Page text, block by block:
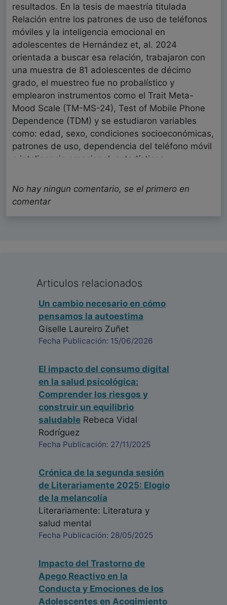
resultados. En la tesis de maestría titulada
Relación entre los patrones de uso de teléfonos
móviles y la inteligencia emocional en
adolescentes de Hernández et, al. 2024
orientada a buscar esa relación, trabajaron con
una muestra de 81 adolescentes de décimo
grado, el muestreo fue no probalístico y
emplearon instrumentos como el Trait Meta-
Mood Scale (TM-MS-24), Test of Mobile Phone
Dependence (TDM) y se estudiaron variables
como: edad, sexo, condiciones socioeconómicas,
patrones de uso, dependencia del teléfono móvil
e inteligencia emocional; estadísticos:
correlación de Spearman, mediante SPSS.
Resultados: predominó la edad de 15 años, sexo
escasa percepción de uso, los intentos de
disminución de logros fueron mínimos, y
prevaleció la frecuencia de llamados de atención
frecuentes. La tolerancia, dificultades con el
control del impulso y el uso, resultaron
Idania Maria Otero Ramos
Psicólogo - Cuba
Fecha: 20/05/2024
No hay ningun comentario, se el primero en
comentar
Articulos relacionados
Un cambio necesario en cómo
pensamos la autoestima
Giselle Laureiro Zuñet
Fecha Publicación: 15/06/2026
El impacto del consumo digital
en la salud psicológica:
Comprender los riesgos y
construir un equilibrio
saludable Rebeca Vidal
Rodríguez
Fecha Publicación: 27/11/2025
Crónica de la segunda sesión
de Literariamente 2025: Elogio
de la melancolía
Literariamente: Literatura y
salud mental
Fecha Publicación: 28/05/2025
Impacto del Trastorno de
Apego Reactivo en la
Conducta y Emociones de los
Adolescentes en Acogimiento